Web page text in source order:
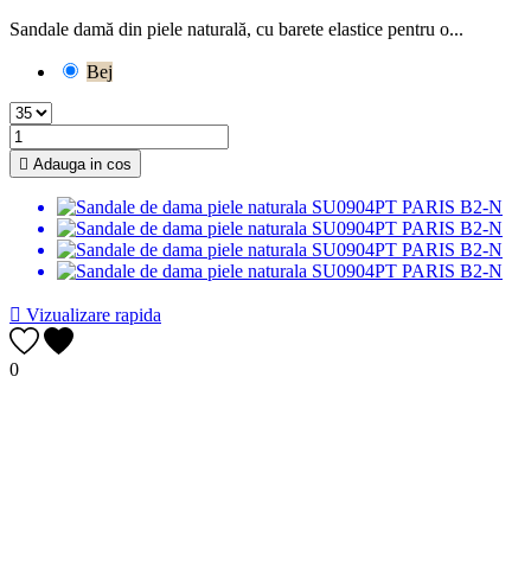
Sandale damă din piele naturală, cu barete elastice pentru o...
Bej
 Adauga in cos
 Vizualizare rapida
0